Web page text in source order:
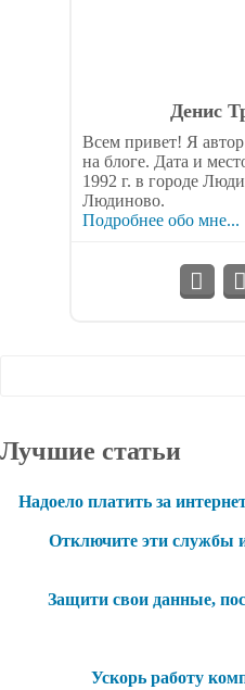
Денис
Всем привет! Я автор
на блоге. Дата и
1992 г. в городе
Людиново.
Подробнее обо мне...
Лучшие статьи
Надоело платить за
Отключите эти службы
Защити свои данные,
Ускорь работу